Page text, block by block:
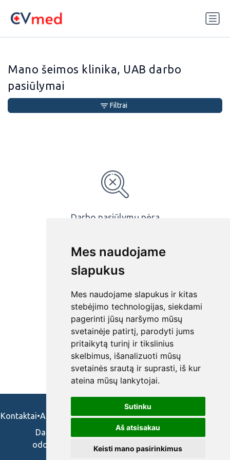
Mes naudojame
slapukus
Mes naudojame slapukus ir kitas
stebėjimo technologijas, siekdami
pagerinti jūsų naršymo mūsų
svetainėje patirtį, parodyti jums
pritaikytą turinį ir tikslinius
skelbimus, išanalizuoti mūsų
svetainės srautą ir suprasti, iš kur
ateina mūsų lankytojai.
Sutinku
Aš atsisakau
Keisti mano pasirinkimus
Mano šeimos klinika, UAB darbo
pasiūlymai
Darbo pasiūlymų nėra
Filtrai
Kontaktai•Apie mus•Naudojimosi taisykės•Privatumo politika
Darbo skelbimai ir pasiūlymai: gydytojams,
odontologams, slaugytojams, veterinarams,